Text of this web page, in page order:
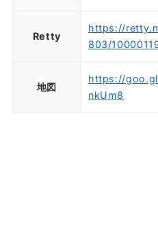
Retty
https://
803/
地図
https://
nkUm8